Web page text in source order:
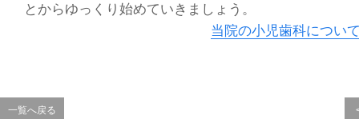
とからゆっくり始めていきましょう。
当院の小児歯科につい
一覧へ戻る